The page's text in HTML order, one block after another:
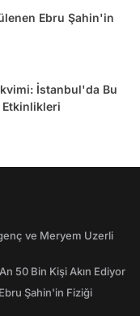
Ebru Şahin'in
İstanbul'da Bu
Etkinlikleri
ve Meryem Uzerli
50 Bin Kişi Akın Ediyor
Şahin'in Fiziği